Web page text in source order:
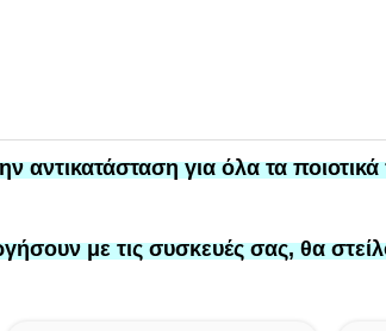
αντικατάστασηγιαόλα τα
με τις συσκευές σας, θα